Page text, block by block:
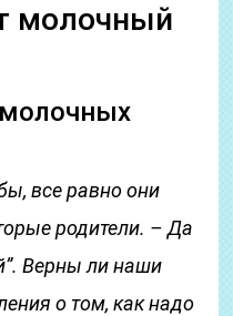
молочный
все равно они
родители. – Да
Верны ли наши
о том, как надо